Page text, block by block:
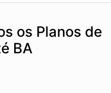
os Planos de
BA